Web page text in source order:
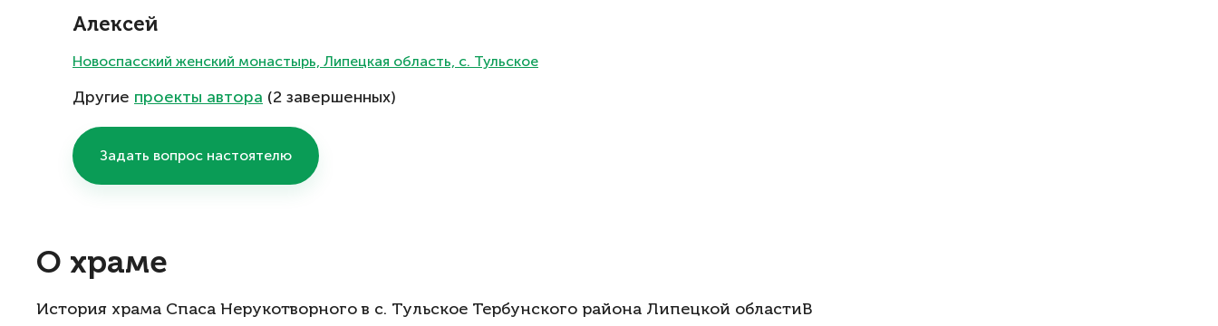
Алексей
Новоспасский женский монастырь, Липецкая область, с. Тульское
Другие проекты автора (2 завершенных)
Задать вопрос настоятелю
О храме
История храма Спаса Нерукотворного в с. Тульское Тербунского района Липецкой областиВ